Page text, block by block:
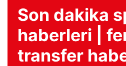
Son dakika
haberleri |
transfer